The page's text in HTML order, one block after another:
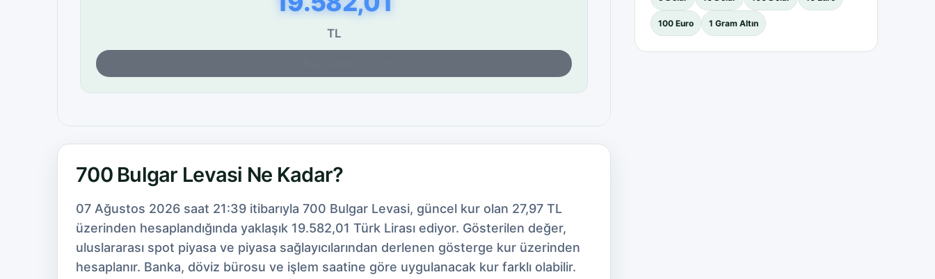
TL
700 Bulgar Levasi Ne Kadar?
07 Ağustos 2026 saat 21:39 itibarıyla 700 Bulgar Levasi, güncel kur olan 27,97 TL
üzerinden hesaplandığında yaklaşık 19.582,01 Türk Lirası ediyor. Gösterilen değer,
uluslararası spot piyasa ve piyasa sağlayıcılarından derlenen gösterge kur üzerinden
hesaplanır. Banka, döviz bürosu ve işlem saatine göre uygulanacak kur farklı olabilir.
100 Euro 1 Gram Altın